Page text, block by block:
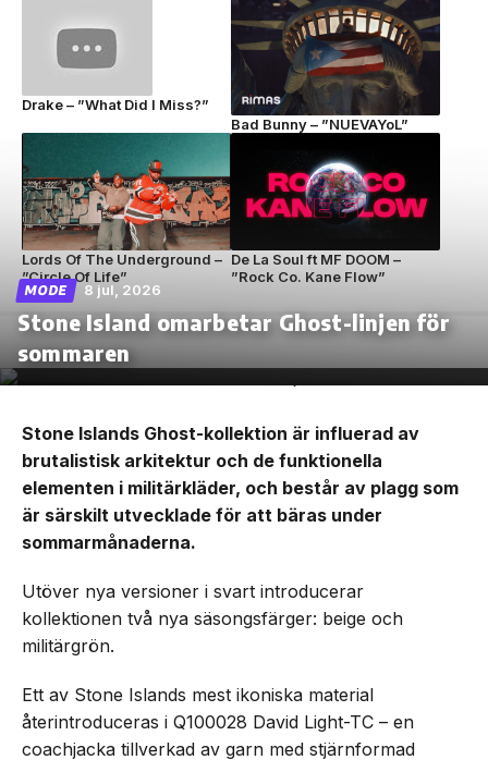
Drake – ”What Did I Miss?”
Bad Bunny – ”NUEVAYoL”
Lords Of The Underground –
”Circle Of Life”
De La Soul ft MF DOOM –
”Rock Co. Kane Flow”
MODE 8 jul, 2026
Stone Island omarbetar Ghost-linjen för
sommaren
Stone Islands Ghost-kollektion är influerad av
brutalistisk arkitektur och de funktionella
elementen i militärkläder, och består av plagg som
är särskilt utvecklade för att bäras under
sommarmånaderna.
Utöver nya versioner i svart introducerar
kollektionen två nya säsongsfärger: beige och
militärgrön.
Ett av Stone Islands mest ikoniska material
återintroduceras i Q100028 David Light-TC – en
coachjacka tillverkad av garn med stjärnformad